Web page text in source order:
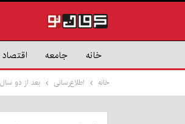
خانه جامعه اقتصاد
خانه اطلاع‌رسانی بعد از دو